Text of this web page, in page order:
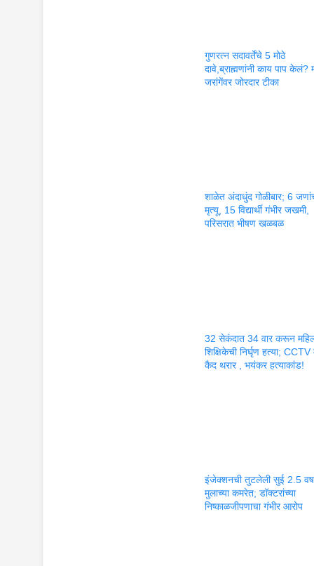
गुणरत्न सदावर्तेंचे 5 मोठे
दावे,ब्राह्मणांनी काय पाप केलं?
जरांगेंवर जोरदार टीका
शाळेत अंदाधुंद गोळीबार; 6
मृत्यू, 15 विद्यार्थी गंभीर जखमी,
परिसरात भीषण खळबळ
32 सेकंदात 34 वार करून
शिक्षिकेची निर्घृण हत्या; CCTV
कैद थरार , भयंकर हत्याकांड!
इंजेक्शनची तुटलेली सुई 2.5
मुलाच्या कमरेत; डॉक्टरांच्या
निष्काळजीपणाचा गंभीर आरोप